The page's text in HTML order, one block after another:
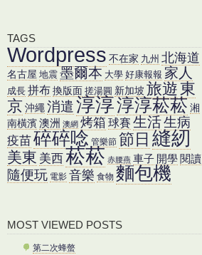
TAGS
Wordpress 不在家 九州 北海道
名古屋 地震 墨爾本 大學 好康報報 家人
成長 拼布換版面 搓湯圓 新加坡 旅遊 東
京 沖繩消遣淳淳淳淳菘菘 湘
南橫濱澳洲 澳網 烤箱 球賽 生活生病
疫苗碎碎唸 管樂節 節日 縫紉
美東 美西菘菘 赤腰燕 車子 開學 閱讀
隨便玩 電影 音樂 食物 麵包機
MOST VIEWED POSTS
第二次蜂螫